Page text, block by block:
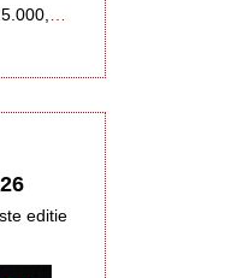
editie